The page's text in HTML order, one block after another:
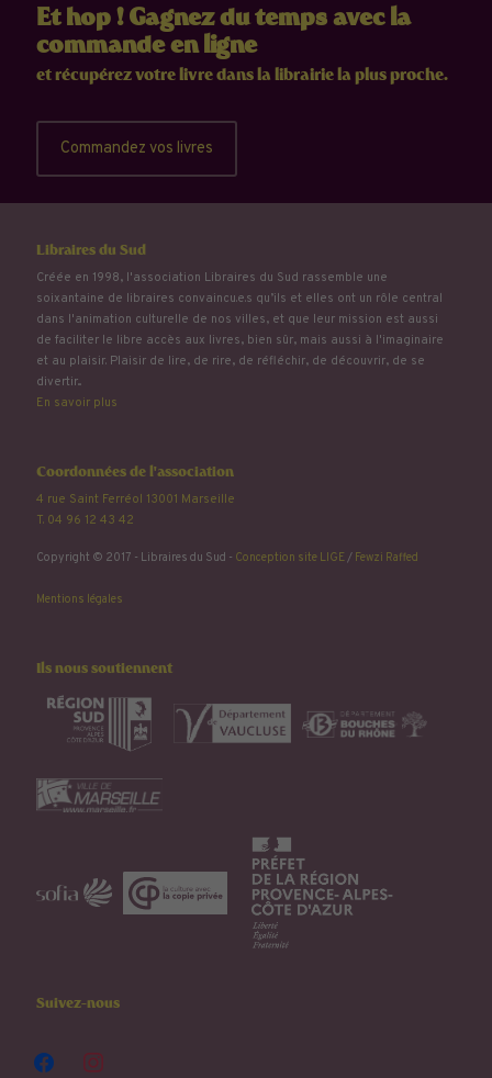
Et hop ! Gagnez du temps avec la
commande en ligne
et récupérez votre livre dans la librairie la plus proche.
Commandez vos livres
Libraires du Sud
Créée en 1998, l'association Libraires du Sud rassemble une
soixantaine de libraires convaincu.e.s qu’ils et elles ont un rôle central
dans l'animation culturelle de nos villes, et que leur mission est aussi
de faciliter le libre accès aux livres, bien sûr, mais aussi à l'imaginaire
et au plaisir. Plaisir de lire, de rire, de réfléchir, de découvrir, de se
divertir...
En savoir plus
Coordonnées de l'association
4 rue Saint Ferréol 13001 Marseille
T. 04 96 12 43 42
Copyright © 2017 - Libraires du Sud - Conception site LIGE/ Fewzi Raffed
Mentions légales
Ils nous soutiennent
Suivez-nous
facebookinstagram